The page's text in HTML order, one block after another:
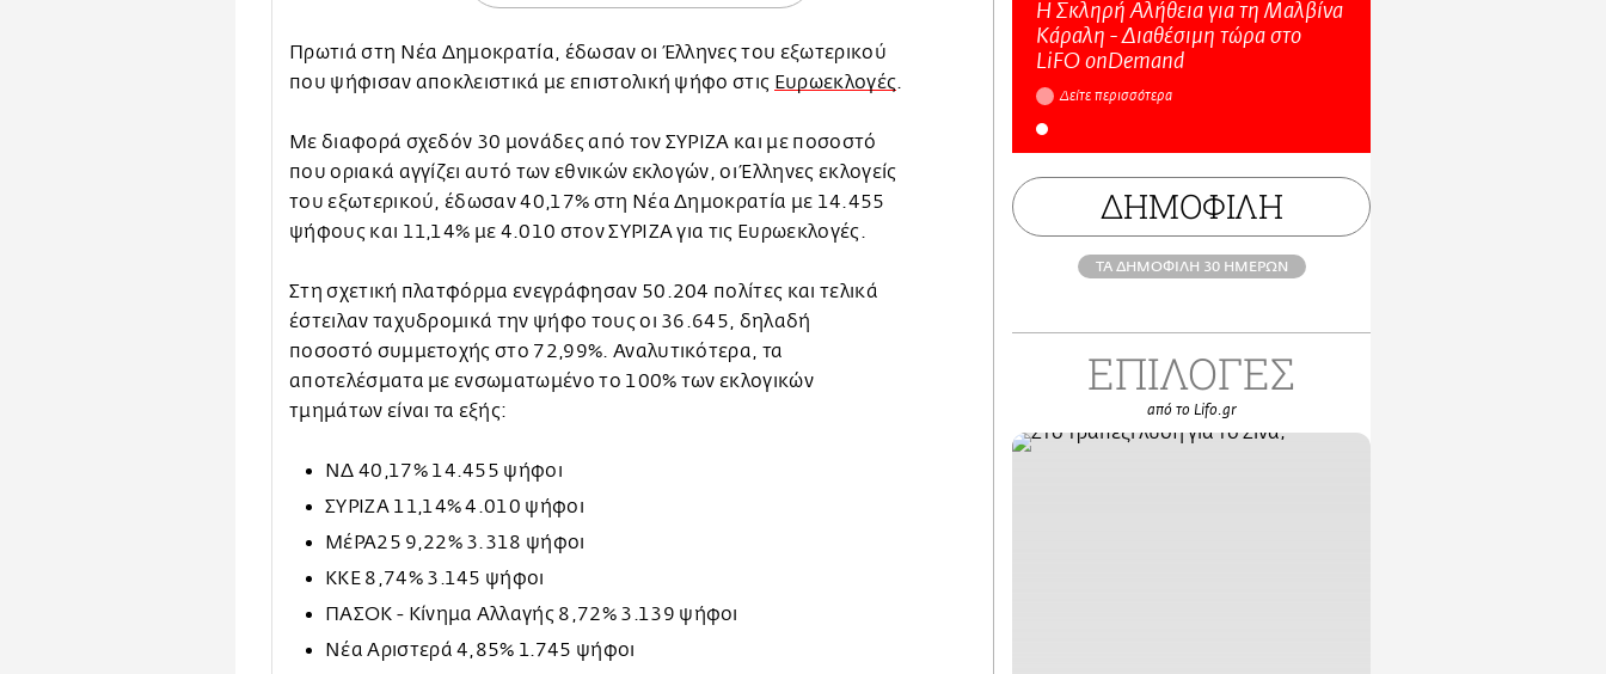
Πρωτιά στη Νέα Δημοκρατία, έδωσαν οι Έλληνες του εξωτερικού
που ψήφισαν αποκλειστικά με επιστολική ψήφο στις Ευρωεκλογές.
Με διαφορά σχεδόν 30 μονάδες από τον ΣΥΡΙΖΑ και με ποσοστό
που οριακά αγγίζει αυτό των εθνικών εκλογών, οι Έλληνες εκλογείς
του εξωτερικού, έδωσαν 40,17% στη Νέα Δημοκρατία με 14.455
ψήφους και 11,14% με 4.010 στον ΣΥΡΙΖΑ για τις Ευρωεκλογές.
Στη σχετική πλατφόρμα ενεγράφησαν 50.204 πολίτες και τελικά
έστειλαν ταχυδρομικά την ψήφο τους οι 36.645, δηλαδή
ποσοστό συμμετοχής στο 72,99%. Αναλυτικότερα, τα
αποτελέσματα με ενσωματωμένο το 100% των εκλογικών
τμημάτων είναι τα εξής:
ΝΔ 40,17% 14.455 ψήφοι
ΣΥΡΙΖΑ 11,14% 4.010 ψήφοι
ΜέΡΑ25 9,22% 3.318 ψήφοι
ΚΚΕ 8,74% 3.145 ψήφοι
ΠΑΣΟΚ - Κίνημα Αλλαγής 8,72% 3.139 ψήφοι
Νέα Αριστερά 4,85% 1.745 ψήφοι
Η Σκληρή Αλήθεια για τη Μαλβίνα
Κάραλη - Διαθέσιμη τώρα στo
LiFO onDemand
Δείτε περισσότερα
ΔΗΜΟΦΙΛΗ
ΤΑ ΔΗΜΟΦΙΛΗ 30 ΗΜΕΡΩΝ
ΕΠΙΛΟΓΕΣ
από το Lifo.gr